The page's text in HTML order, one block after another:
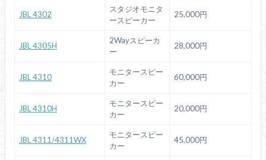
JBL 4302
スタジオモニタ
ースピーカー
25,000円
JBL 4305H
2Wayスピーカ
ー
28,000円
JBL 4310
モニタースピー
カー
60,000円
JBL 4310H
モニタースピー
カー
20,000円
JBL 4311/4311WX
モニタースピー
カー
45,000円